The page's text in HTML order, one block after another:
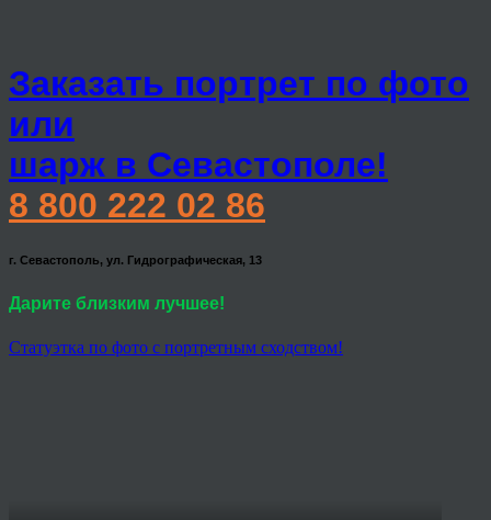
Заказать портрет по фото
или
шарж в Севастополе!
8 800 222 02 86
г. Севастополь, ул. Гидрографическая, 13
Дарите близким лучшее!
Статуэтка по фото с портретным сходством!